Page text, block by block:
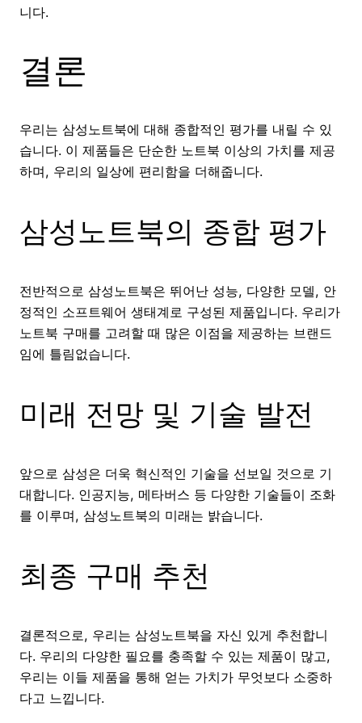
니다.
결론
우리는 삼성노트북에 대해 종합적인 평가를 내릴 수 있
습니다. 이 제품들은 단순한 노트북 이상의 가치를 제공
하며, 우리의 일상에 편리함을 더해줍니다.
삼성노트북의 종합 평가
전반적으로 삼성노트북은 뛰어난 성능, 다양한 모델, 안
정적인 소프트웨어 생태계로 구성된 제품입니다. 우리가
노트북 구매를 고려할 때 많은 이점을 제공하는 브랜드
임에 틀림없습니다.
미래 전망 및 기술 발전
앞으로 삼성은 더욱 혁신적인 기술을 선보일 것으로 기
대합니다. 인공지능, 메타버스 등 다양한 기술들이 조화
를 이루며, 삼성노트북의 미래는 밝습니다.
최종 구매 추천
결론적으로, 우리는 삼성노트북을 자신 있게 추천합니
다. 우리의 다양한 필요를 충족할 수 있는 제품이 많고,
우리는 이들 제품을 통해 얻는 가치가 무엇보다 소중하
다고 느낍니다.